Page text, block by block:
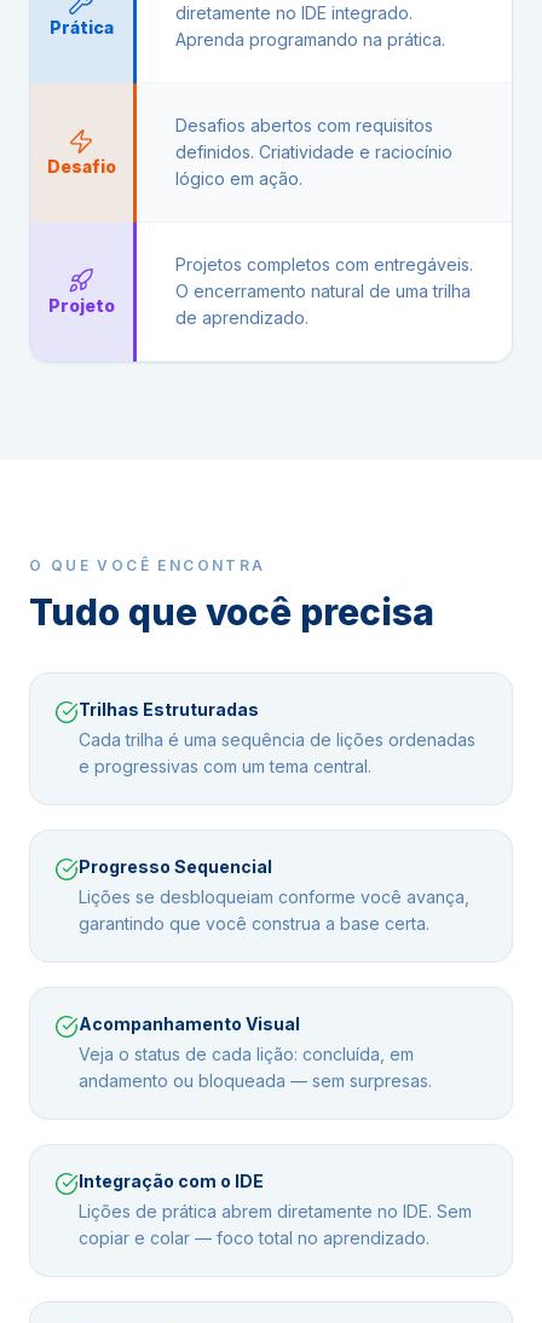
Prática
diretamente no IDE integrado.
Aprenda programando na prática.
Desafio
Desafios abertos com requisitos
definidos. Criatividade e raciocínio
lógico em ação.
Projeto
Projetos completos com entregáveis.
O encerramento natural de uma trilha
de aprendizado.
O QUE VOCÊ ENCONTRA
Tudo que você precisa
Trilhas Estruturadas
Cada trilha é uma sequência de lições ordenadas
e progressivas com um tema central.
Progresso Sequencial
Lições se desbloqueiam conforme você avança,
garantindo que você construa a base certa.
Acompanhamento Visual
Veja o status de cada lição: concluída, em
andamento ou bloqueada — sem surpresas.
Integração com o IDE
Lições de prática abrem diretamente no IDE. Sem
copiar e colar — foco total no aprendizado.